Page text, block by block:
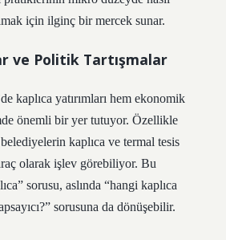
için ilginç bir mercek sunar.
ve Politik Tartışmalar
kaplıca yatırımları hem ekonomik
önemli bir yer tutuyor. Özellikle
kaplıca ve termal tesis
olarak işlev görebiliyor. Bu
sorusu, aslında “hangi kaplıca
sorusuna da dönüşebilir.